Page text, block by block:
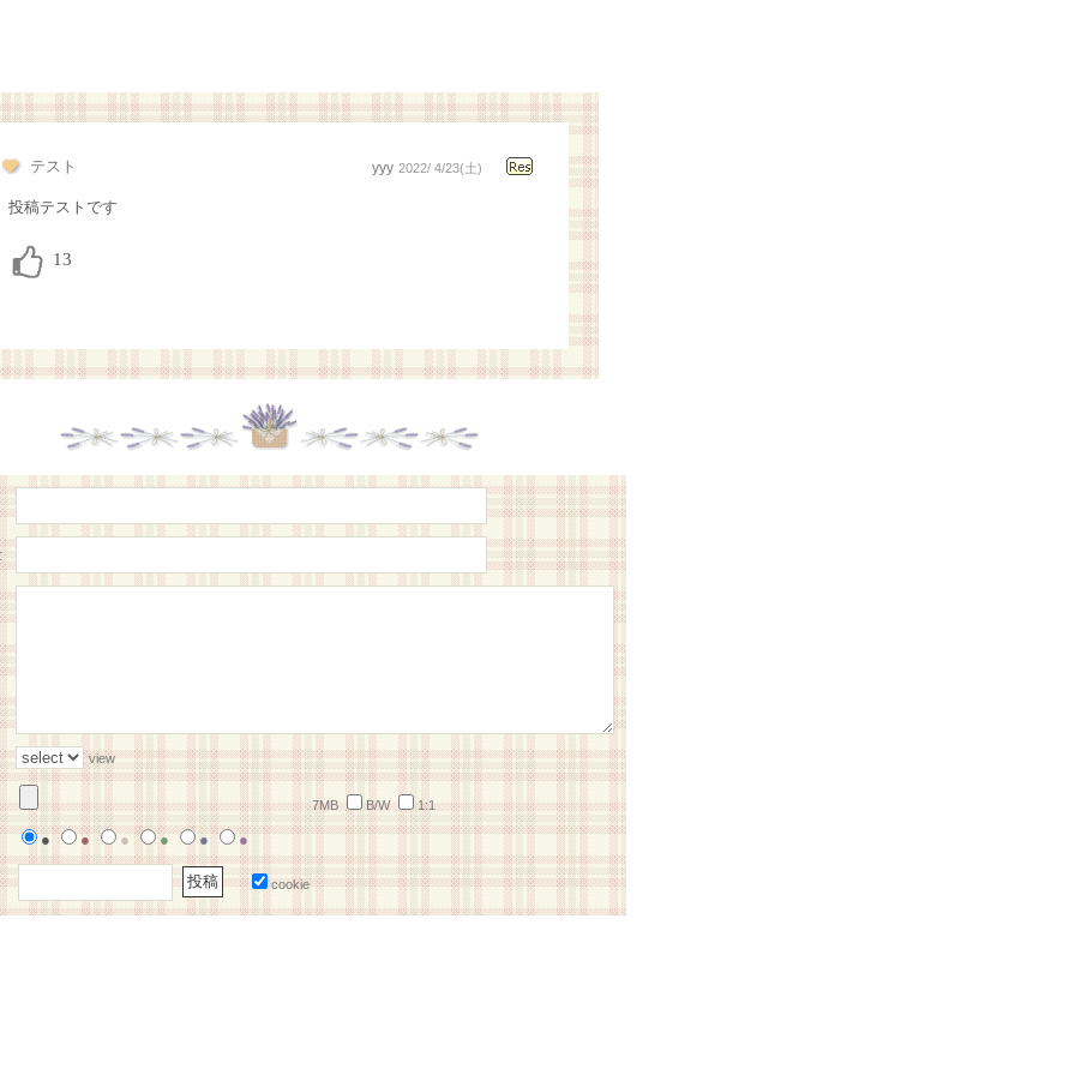
テスト yyy 2022/ 4/23(土)
投稿テストです
view
7MB B/W 1:1
● ● ● ● ● ●
cookie